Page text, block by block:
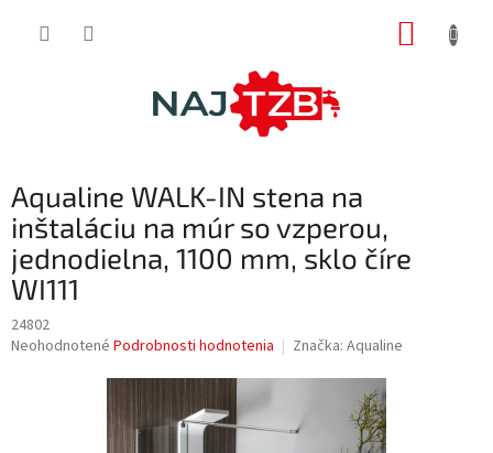
Aqualine WALK-IN stena na
inštaláciu na múr so vzperou,
jednodielna, 1100 mm, sklo číre
WI111
24802
Priemerné
Neohodnotené Podrobnosti hodnotenia Značka: Aqualine